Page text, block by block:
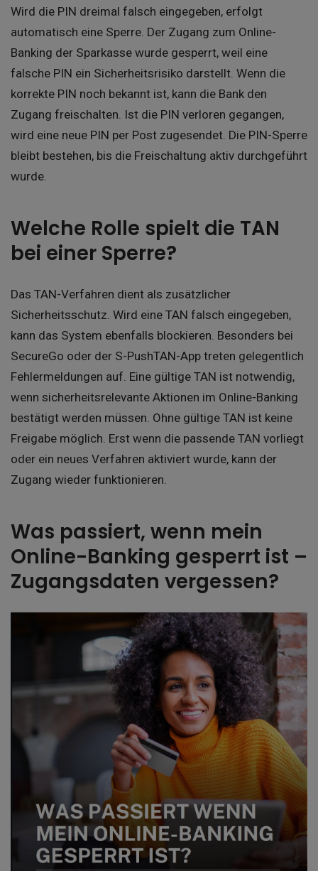
Wird die PIN dreimal falsch eingegeben, erfolgt
automatisch eine Sperre. Der Zugang zum Online-
Banking der Sparkasse wurde gesperrt, weil eine
falsche PIN ein Sicherheitsrisiko darstellt. Wenn die
korrekte PIN noch bekannt ist, kann die Bank den
Zugang freischalten. Ist die PIN verloren gegangen,
wird eine neue PIN per Post zugesendet. Die PIN-Sperre
bleibt bestehen, bis die Freischaltung aktiv durchgeführt
wurde.
Welche Rolle spielt die TAN
bei einer Sperre?
Das TAN-Verfahren dient als zusätzlicher
Sicherheitsschutz. Wird eine TAN falsch eingegeben,
kann das System ebenfalls blockieren. Besonders bei
SecureGo oder der S-PushTAN-App treten gelegentlich
Fehlermeldungen auf. Eine gültige TAN ist notwendig,
wenn sicherheitsrelevante Aktionen im Online-Banking
bestätigt werden müssen. Ohne gültige TAN ist keine
Freigabe möglich. Erst wenn die passende TAN vorliegt
oder ein neues Verfahren aktiviert wurde, kann der
Zugang wieder funktionieren.
Was passiert, wenn mein
Online-Banking gesperrt ist –
Zugangsdaten vergessen?